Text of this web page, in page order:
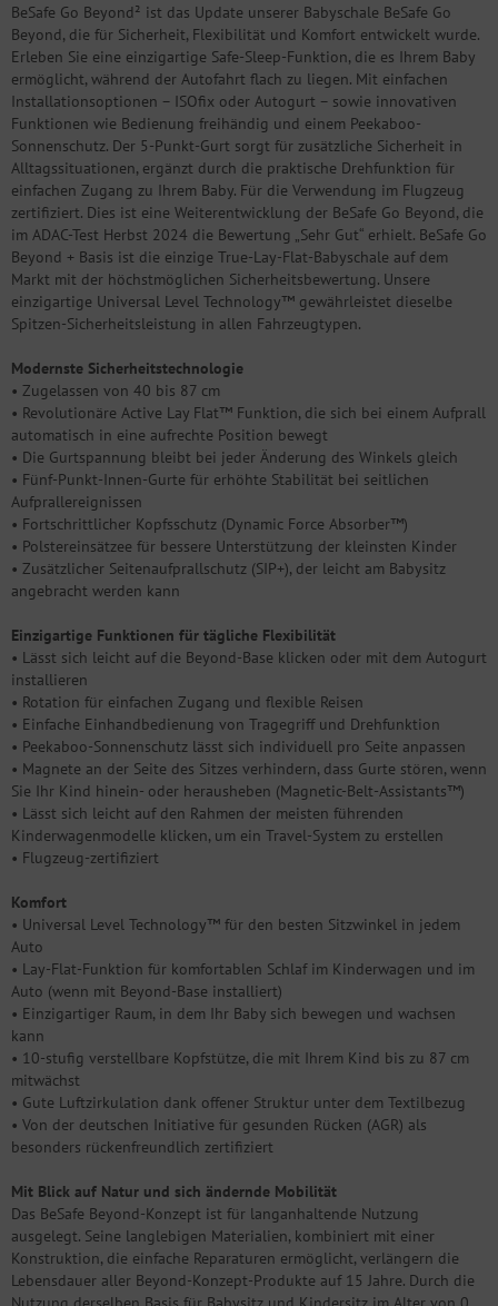
BeSafe Go Beyond² ist das Update unserer Babyschale BeSafe Go
Beyond, die für Sicherheit, Flexibilität und Komfort entwickelt wurde.
Erleben Sie eine einzigartige Safe-Sleep-Funktion, die es Ihrem Baby
ermöglicht, während der Autofahrt flach zu liegen. Mit einfachen
Installationsoptionen – ISOfix oder Autogurt – sowie innovativen
Funktionen wie Bedienung freihändig und einem Peekaboo-
Sonnenschutz. Der 5-Punkt-Gurt sorgt für zusätzliche Sicherheit in
Alltagssituationen, ergänzt durch die praktische Drehfunktion für
einfachen Zugang zu Ihrem Baby. Für die Verwendung im Flugzeug
zertifiziert. Dies ist eine Weiterentwicklung der BeSafe Go Beyond, die
im ADAC-Test Herbst 2024 die Bewertung „Sehr Gut“ erhielt. BeSafe Go
Beyond + Basis ist die einzige True-Lay-Flat-Babyschale auf dem
Markt mit der höchstmöglichen Sicherheitsbewertung. Unsere
einzigartige Universal Level Technology™ gewährleistet dieselbe
Spitzen-Sicherheitsleistung in allen Fahrzeugtypen.
Modernste Sicherheitstechnologie
• Zugelassen von 40 bis 87 cm
• Revolutionäre Active Lay Flat™ Funktion, die sich bei einem Aufprall
automatisch in eine aufrechte Position bewegt
• Die Gurtspannung bleibt bei jeder Änderung des Winkels gleich
• Fünf-Punkt-Innen-Gurte für erhöhte Stabilität bei seitlichen
Aufprallereignissen
• Fortschrittlicher Kopfsschutz (Dynamic Force Absorber™)
• Polstereinsätzee für bessere Unterstützung der kleinsten Kinder
• Zusätzlicher Seitenaufprallschutz (SIP+), der leicht am Babysitz
angebracht werden kann
Einzigartige Funktionen für tägliche Flexibilität
• Lässt sich leicht auf die Beyond-Base klicken oder mit dem Autogurt
installieren
• Rotation für einfachen Zugang und flexible Reisen
• Einfache Einhandbedienung von Tragegriff und Drehfunktion
• Peekaboo-Sonnenschutz lässt sich individuell pro Seite anpassen
• Magnete an der Seite des Sitzes verhindern, dass Gurte stören, wenn
Sie Ihr Kind hinein- oder herausheben (Magnetic-Belt-Assistants™)
• Lässt sich leicht auf den Rahmen der meisten führenden
Kinderwagenmodelle klicken, um ein Travel-System zu erstellen
• Flugzeug-zertifiziert
Komfort
• Universal Level Technology™ für den besten Sitzwinkel in jedem
Auto
• Lay-Flat-Funktion für komfortablen Schlaf im Kinderwagen und im
Auto (wenn mit Beyond-Base installiert)
• Einzigartiger Raum, in dem Ihr Baby sich bewegen und wachsen
kann
• 10-stufig verstellbare Kopfstütze, die mit Ihrem Kind bis zu 87 cm
mitwächst
• Gute Luftzirkulation dank offener Struktur unter dem Textilbezug
• Von der deutschen Initiative für gesunden Rücken (AGR) als
besonders rückenfreundlich zertifiziert
Mit Blick auf Natur und sich ändernde Mobilität
Das BeSafe Beyond-Konzept ist für langanhaltende Nutzung
ausgelegt. Seine langlebigen Materialien, kombiniert mit einer
Konstruktion, die einfache Reparaturen ermöglicht, verlängern die
Lebensdauer aller Beyond-Konzept-Produkte auf 15 Jahre. Durch die